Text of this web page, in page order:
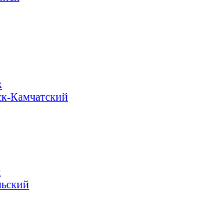
Камчатский